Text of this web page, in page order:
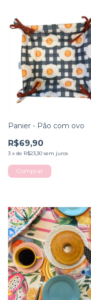
Panier - Pão com ovo
R$69,90
3 x de R$23,30 sem juros
Comprar